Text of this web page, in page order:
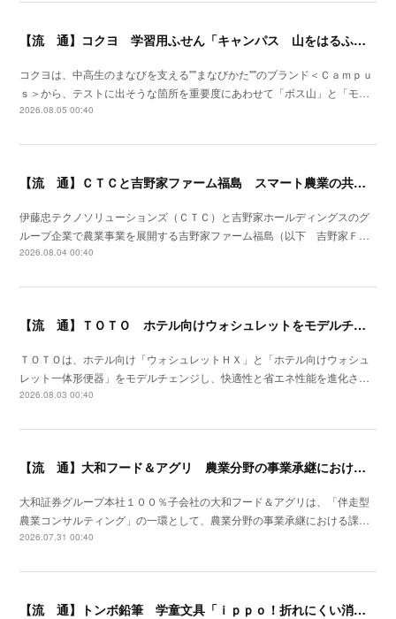
【流 通】コクヨ 学習用ふせん「キャンパス 山をはるふせん」発売
コクヨは、中高生のまなびを支える""まなびかた""のブランド＜Ｃａｍｐｕ
ｓ＞から、テストに出そうな箇所を重要度にあわせて「ボス山」と「モ…
2026.08.05 00:40
【流 通】ＣＴＣと吉野家ファーム福島 スマート農業の共同研究を開始
伊藤忠テクノソリューションズ（ＣＴＣ）と吉野家ホールディングスのグ
ループ企業で農業事業を展開する吉野家ファーム福島（以下 吉野家Ｆ…
2026.08.04 00:40
【流 通】ＴＯＴＯ ホテル向けウォシュレットをモデルチェン
ＴＯＴＯは、ホテル向け「ウォシュレットＨＸ」と「ホテル向けウォシュ
レット一体形便器」をモデルチェンジし、快適性と省エネ性能を進化さ…
2026.08.03 00:40
【流 通】大和フード＆アグリ 農業分野の事業承継における支援サービスを開始
大和証券グループ本社１００％子会社の大和フード＆アグリは、「伴走型
農業コンサルティング」の一環として、農業分野の事業承継における課…
2026.07.31 00:40
【流 通】トンボ鉛筆 学童文具「ｉｐｐｏ！折れにくい消しゴム」発売